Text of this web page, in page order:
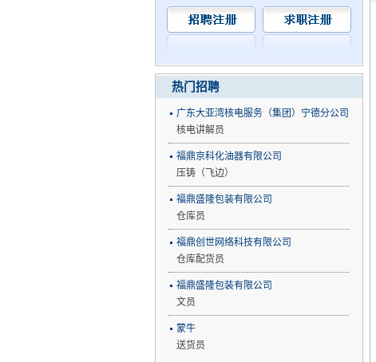
热门招聘
广东大亚湾核电服务（集团）宁德分公司
核电讲解员
福鼎京科化油器有限公司
压铸（飞边）
福鼎盛隆包装有限公司
仓库员
福鼎创世网络科技有限公司
仓库配货员
福鼎盛隆包装有限公司
文员
蒙牛
送货员